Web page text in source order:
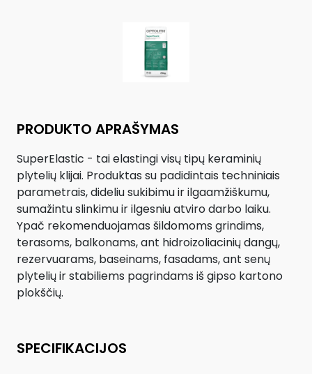
PRODUKTO APRAŠYMAS
SuperElastic - tai elastingi visų tipų keraminių
plytelių klijai. Produktas su padidintais techniniais
parametrais, dideliu sukibimu ir ilgaamžiškumu,
sumažintu slinkimu ir ilgesniu atviro darbo laiku.
Ypač rekomenduojamas šildomoms grindims,
terasoms, balkonams, ant hidroizoliacinių dangų,
rezervuarams, baseinams, fasadams, ant senų
plytelių ir stabiliems pagrindams iš gipso kartono
plokščių.
SPECIFIKACIJOS